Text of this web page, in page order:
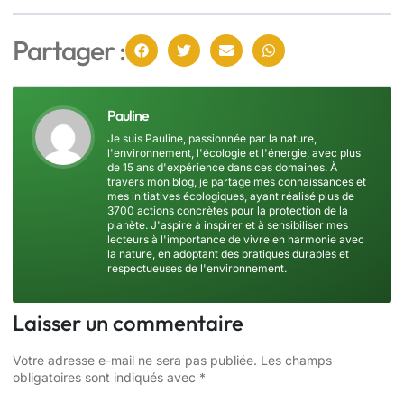
Partager :
Pauline
Je suis Pauline, passionnée par la nature,
l'environnement, l'écologie et l'énergie, avec plus
de 15 ans d'expérience dans ces domaines. À
travers mon blog, je partage mes connaissances et
mes initiatives écologiques, ayant réalisé plus de
3700 actions concrètes pour la protection de la
planète. J'aspire à inspirer et à sensibiliser mes
lecteurs à l'importance de vivre en harmonie avec
la nature, en adoptant des pratiques durables et
respectueuses de l'environnement.
Laisser un commentaire
Votre adresse e-mail ne sera pas publiée. Les champs
obligatoires sont indiqués avec *